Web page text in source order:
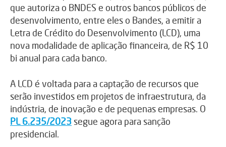
que autoriza o BNDES e outros bancos públicos de
desenvolvimento, entre eles o Bandes, a emitir a
Letra de Crédito do Desenvolvimento (LCD), uma
nova modalidade de aplicação financeira, de R$ 10
bi anual para cada banco.
A LCD é voltada para a captação de recursos que
serão investidos em projetos de infraestrutura, da
indústria, de inovação e de pequenas empresas. O
PL 6.235/2023 segue agora para sanção
presidencial.